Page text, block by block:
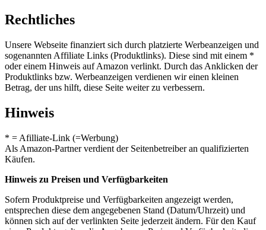
Rechtliches
Unsere Webseite finanziert sich durch platzierte Werbeanzeigen und
sogenannten Affiliate Links (Produktlinks). Diese sind mit einem *
oder einem Hinweis auf Amazon verlinkt. Durch das Anklicken der
Produktlinks bzw. Werbeanzeigen verdienen wir einen kleinen
Betrag, der uns hilft, diese Seite weiter zu verbessern.
Hinweis
* = Afilliate-Link (=Werbung)
Als Amazon-Partner verdient der Seitenbetreiber an qualifizierten
Käufen.
Hinweis zu Preisen und Verfügbarkeiten
Sofern Produktpreise und Verfügbarkeiten angezeigt werden,
entsprechen diese dem angegebenen Stand (Datum/Uhrzeit) und
können sich auf der verlinkten Seite jederzeit ändern. Für den Kauf